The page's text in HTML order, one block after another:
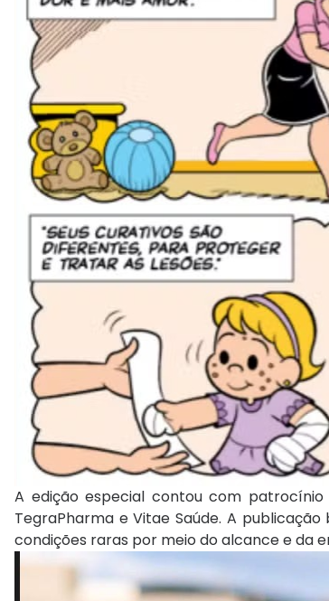
A edição especial contou com patrocínio
TegraPharma e Vitae Saúde. A
condições raras por meio do alcance e da